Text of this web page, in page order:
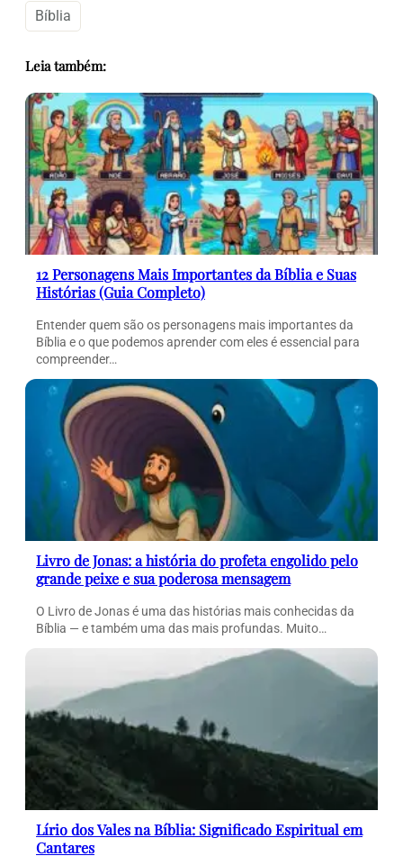
Bíblia
Leia também:
12 Personagens Mais Importantes da Bíblia e Suas
Histórias (Guia Completo)
Entender quem são os personagens mais importantes da
Bíblia e o que podemos aprender com eles é essencial para
compreender…
Livro de Jonas: a história do profeta engolido pelo
grande peixe e sua poderosa mensagem
O Livro de Jonas é uma das histórias mais conhecidas da
Bíblia — e também uma das mais profundas. Muito…
Lírio dos Vales na Bíblia: Significado Espiritual em
Cantares